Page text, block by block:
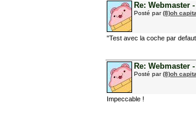
Re: Webmaster
Posté par(8)oh
"Test avec la coche par
Re: Webmaster
Posté par(8)oh
Impeccable !